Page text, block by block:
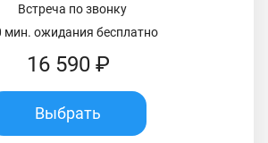
Встреча по звонку
мин. ожидания бесплатно
16 590 ₽
Выбрать